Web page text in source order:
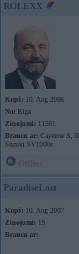
ROLEXX
Kopš: 10. Aug 2006
No: Rīga
Ziņojumi: 11581
Braucu ar: Cayenne S,
Suzuki SV1000s
ParadiseLost
Kopš: 10. Aug 2007
Ziņojumi: 19
Braucu ar: